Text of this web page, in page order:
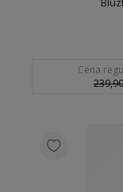
Cena